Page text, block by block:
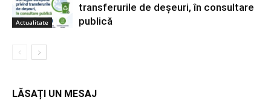
Actualitate
transferurile de deșeuri, în consultare
publică
LĂSAȚI UN MESAJ